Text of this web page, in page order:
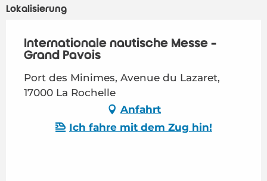
Lokalisierung
Internationale nautische Messe -
Grand Pavois
Port des Minimes, Avenue du Lazaret,
17000 La Rochelle
Anfahrt
Ich fahre mit dem Zug hin!